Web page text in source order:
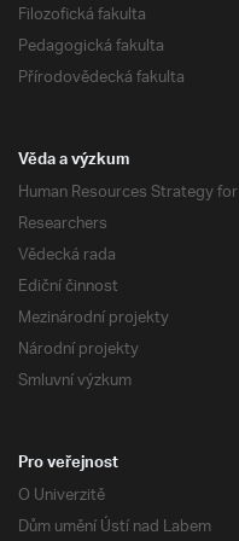
Filozofická fakulta
Pedagogická fakulta
Přírodovědecká fakulta
Věda a výzkum
Human Resources Strategy for
Researchers
Vědecká rada
Ediční činnost
Mezinárodní projekty
Národní projekty
Smluvní výzkum
Pro veřejnost
O Univerzitě
Dům umění Ústí nad Labem